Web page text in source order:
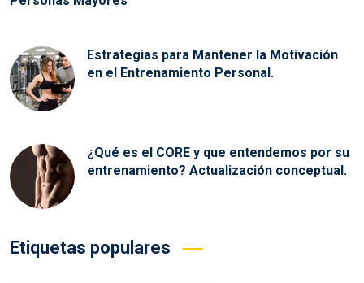
Estrategias para Mantener la Motivación
en el Entrenamiento Personal.
¿Qué es el CORE y que entendemos por su
entrenamiento? Actualización conceptual.
Etiquetas populares